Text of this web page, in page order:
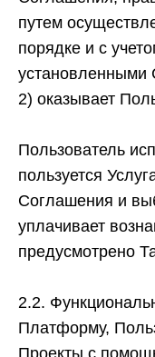
путем
порядке и с
установленными
2) оказывает
Пользователь
пользуется
Соглашения и
уплачивает
предусмотрено
2.2.
Платформу,
Проекты с